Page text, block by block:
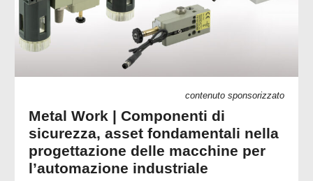
contenuto sponsorizzato
Metal Work | Componenti di
sicurezza, asset fondamentali nella
progettazione delle macchine per
l’automazione industriale